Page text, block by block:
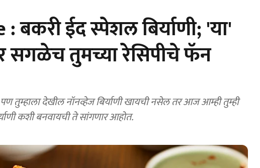
बकरी ईद स्पेशल बिर्याणी; 'या'
सगळेच तुमच्या रेसिपीचे फॅन
कशी बनवायची ते सांगणार आहोत.